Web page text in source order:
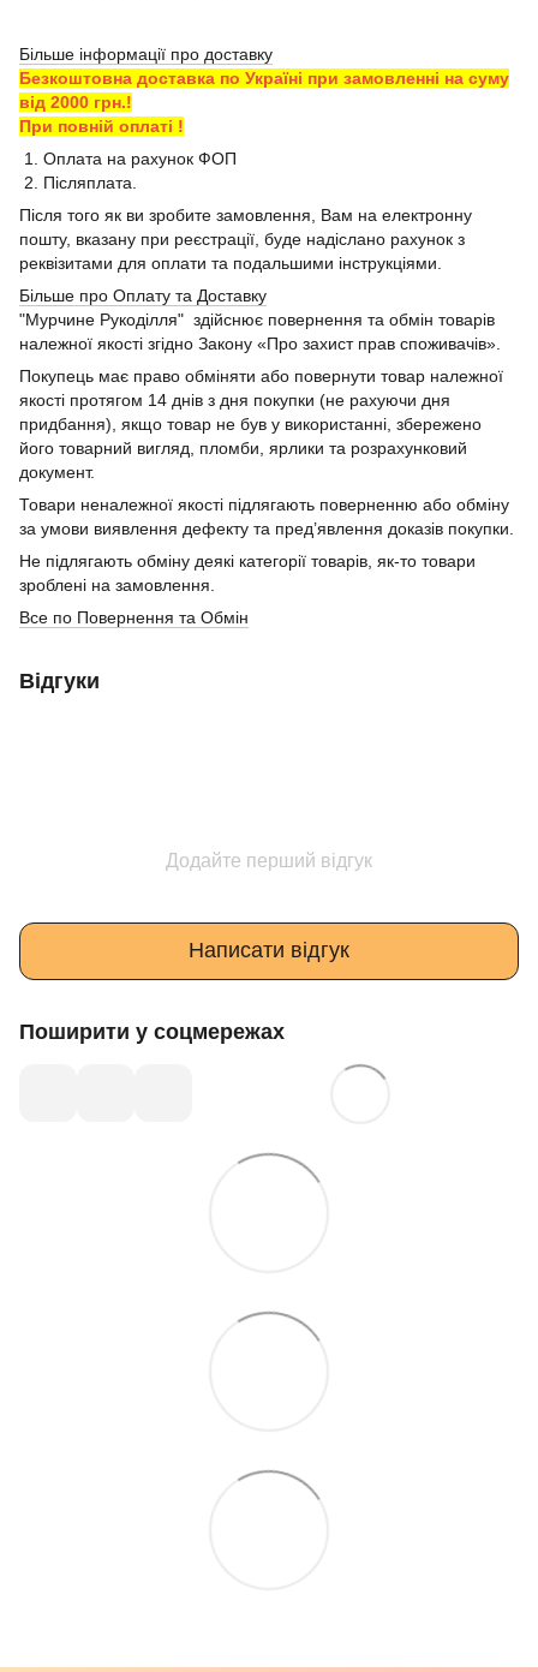
Більше інформації про доставку
Безкоштовна доставка по Україні при замовленні на суму
від 2000 грн.!
При повній оплаті !
1. Оплата на рахунок ФОП
2. Післяплата.
Після того як ви зробите замовлення, Вам на електронну
пошту, вказану при реєстрації, буде надіслано рахунок з
реквізитами для оплати та подальшими інструкціями.
Більше про Оплату та Доставку
"Мурчине Рукоділля" здійснює повернення та обмін товарів
належної якості згідно Закону «Про захист прав споживачів».
Покупець має право обміняти або повернути товар належної
якості протягом 14 днів з дня покупки (не рахуючи дня
придбання), якщо товар не був у використанні, збережено
його товарний вигляд, пломби, ярлики та розрахунковий
документ.
Товари неналежної якості підлягають поверненню або обміну
за умови виявлення дефекту та пред’явлення доказів покупки.
Не підлягають обміну деякі категорії товарів, як-то товари
зроблені на замовлення.
Все по Повернення та Обмін
Відгуки
Додайте перший відгук
Написати відгук
Поширити у соцмережах